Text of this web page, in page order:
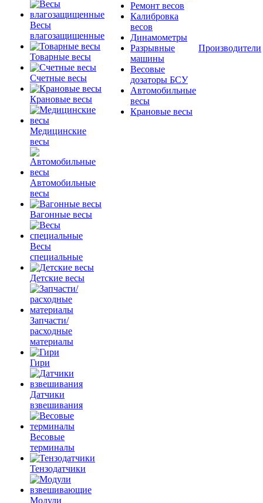
Весы
влагозащищенные
Товарные весы
Счетные весы
Крановые весы
Медицинские
весы
Автомобильные
весы
Вагонные весы
Весы
специальные
Детские весы
Запчасти/
расходные
материалы
Гири
Датчики
взвешивания
Весовые
терминалы
Тензодатчики
Модули
Ремонт весов
Калибровка
весов
Динамометры
Разрывные
машины
Весовые
дозаторы БСУ
Автомобильные
весы
Крановые весы
Производители